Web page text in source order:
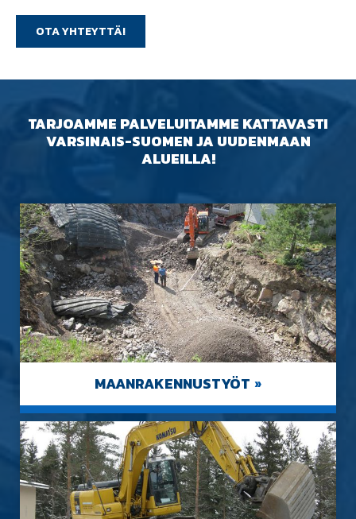
OTA YHTEYTTÄ!
TARJOAMME PALVELUITAMME KATTAVASTI
VARSINAIS-SUOMEN JA UUDENMAAN
ALUEILLA!
MAANRAKENNUSTYÖT »